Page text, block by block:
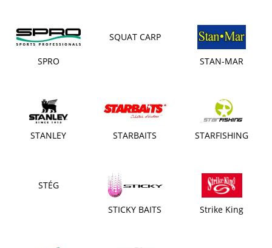
SPRO
SQUAT CARP
STAN-MAR
STANLEY STARBAITS STARFISHING
STÉG
STICKY BAITS Strike King